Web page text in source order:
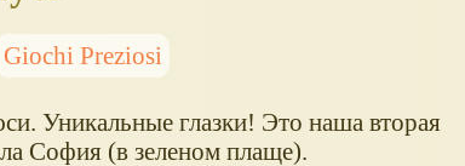
Giochi Preziosi
Уникальные глазки! Это наша вторая
София (в зеленом плаще).